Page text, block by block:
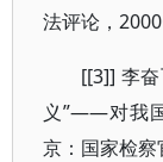
法评论，
[[3]] 李
义”——对我
京：国家检察